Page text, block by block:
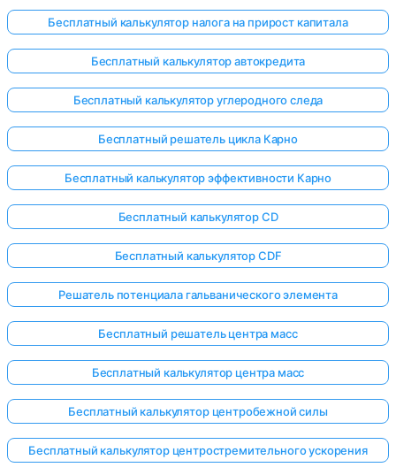
Бесплатный калькулятор налога на прирост капитала
Бесплатный калькулятор автокредита
Бесплатный калькулятор углеродного следа
Бесплатный решатель цикла Карно
Бесплатный калькулятор эффективности Карно
Бесплатный калькулятор CD
Бесплатный калькулятор CDF
Решатель потенциала гальванического элемента
Бесплатный решатель центра масс
Бесплатный калькулятор центра масс
Бесплатный калькулятор центробежной силы
Бесплатный калькулятор центростремительного ускорения